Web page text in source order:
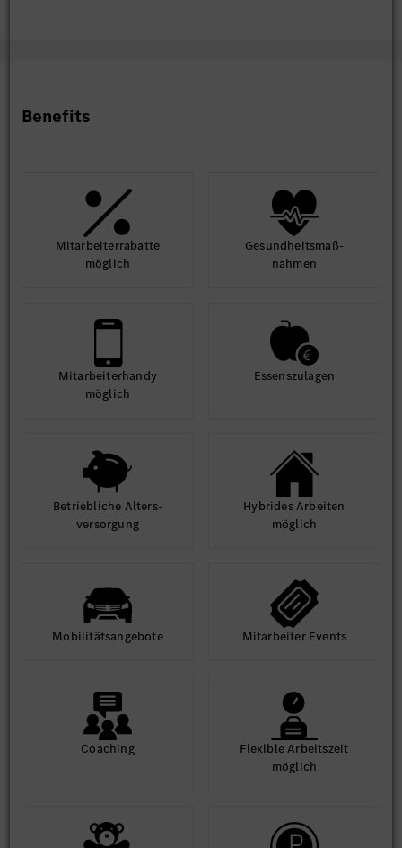
Benefits
Mit­arbeiter­rabatte
möglich
Gesund­heits­maß­
nahmen
Mit­arbeiter­handy
möglich
Essens­zulagen
Betrieb­liche Alters­
ver­sorgung
Hybrides Arbeiten
möglich
Mobilitäts­angebote Mit­arbeiter Events
Coaching
Flexible Arbeits­zeit
möglich